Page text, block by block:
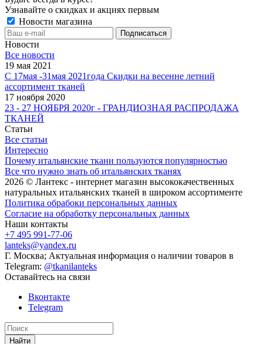
Узнавайте о скидках и акциях первым
Новости магазина
Новости
Все новости
19 мая 2021
С 17мая -31мая 2021года Скидки на весенне летний
ассортимент тканей
17 ноября 2020
23 - 27 НОЯБРЯ 2020г - ГРАНДИОЗНАЯ РАСПРОДАЖА
ТКАНЕЙ
Статьи
Все статьи
Интересно
Почему итальянские ткани пользуются популярностью
Все что нужно знать об итальянских тканях
2026 © Лантекс - интернет магазин высококачественных
натуральных итальянских тканей в широком ассортименте
Политика обрабоки персональных данных
Согласие на обработку персональных данных
Наши контакты
+7 495 991-77-06
lanteks@yandex.ru
Г. Москва; Актуальная информация о наличии товаров в
Telegram: @tkanilanteks
Оставайтесь на связи
Вконтакте
Telegram
Найти